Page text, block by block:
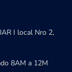
I local Nro 2,
8AM a 12M